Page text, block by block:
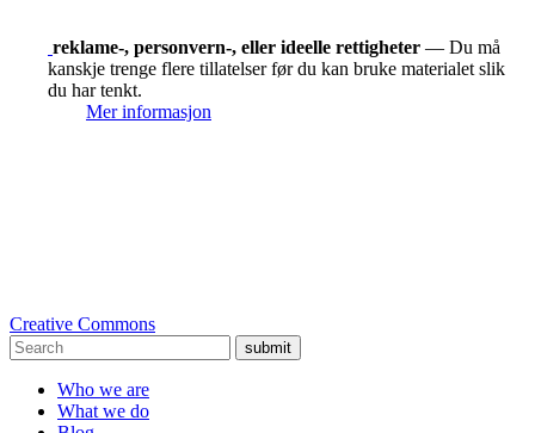
reklame-, personvern-, eller ideelle rettigheter — Du må
kanskje trenge flere tillatelser før du kan bruke materialet slik
du har tenkt.
Mer informasjon
Creative Commons
submit
Who we are
What we do